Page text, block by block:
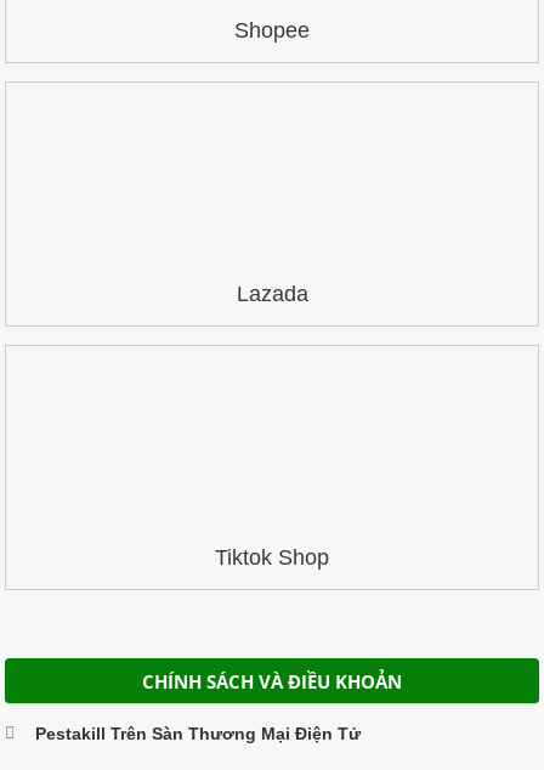
Shopee
Lazada
Tiktok Shop
CHÍNH SÁCH VÀ ĐIỀU KHOẢN
Pestakill Trên Sàn Thương Mại Điện Tử